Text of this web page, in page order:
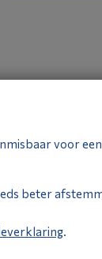
voor
beter